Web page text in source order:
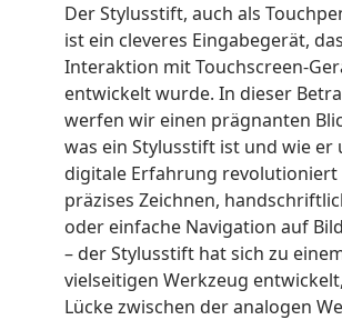
Der Stylusstift, auch als
ist ein cleveres Eingabegerät,
Interaktion mit Touchscreen-
entwickelt wurde. In dieser
werfen wir einen prägnanten
was ein Stylusstift ist und wie er
digitale Erfahrung revolutioniert
präzises Zeichnen,
oder einfache Navigation auf
– der Stylusstift hat sich zu
vielseitigen Werkzeug
Lücke zwischen der analogen